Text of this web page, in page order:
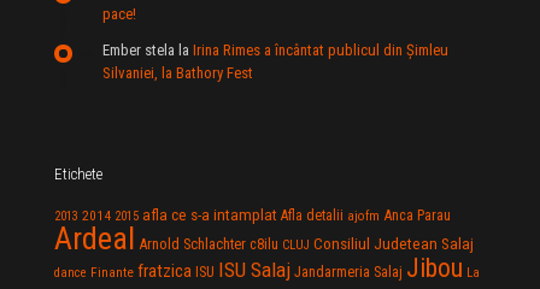
pace!
Ember stela la Irina Rimes a încântat publicul din Şimleu
Silvaniei, la Bathory Fest
Etichete
2013 2014 2015 afla ce s-a intamplat Afla detalii ajofm Anca Parau
Ardeal Arnold Schlachter c8ilu CLUJ Consiliul Judetean Salaj
dance Finante fratzica ISU ISU Salaj Jandarmeria Salaj Jibou La